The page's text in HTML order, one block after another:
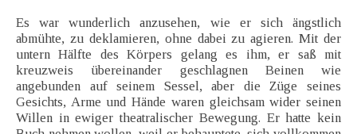
Es war wunderlich anzusehen, wie er sich ängstlich
abmühte, zu deklamieren, ohne dabei zu agieren. Mit der
untern Hälfte des Körpers gelang es ihm, er saß mit
kreuzweis übereinander geschlagnen Beinen wie
angebunden auf seinem Sessel, aber die Züge seines
Gesichts, Arme und Hände waren gleichsam wider seinen
Willen in ewiger theatralischer Bewegung. Er hatte kein